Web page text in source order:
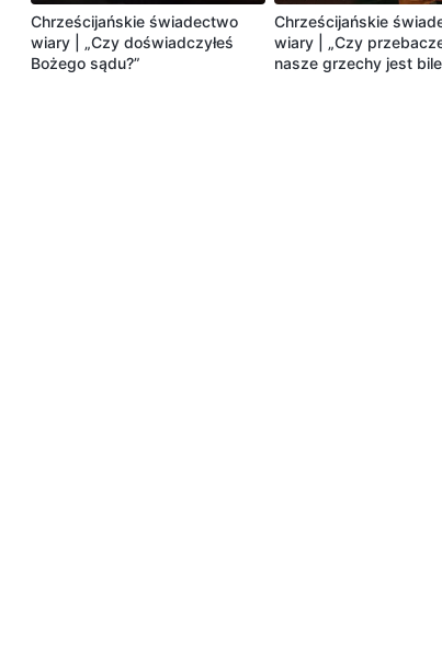
Chrześcijańskie świadectwo
wiary | „Czy doświadczyłeś
Bożego sądu?”
Chrześcijańskie
wiary | „Czy
nasze grzechy jest